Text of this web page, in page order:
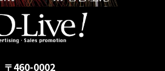
〒460-0002